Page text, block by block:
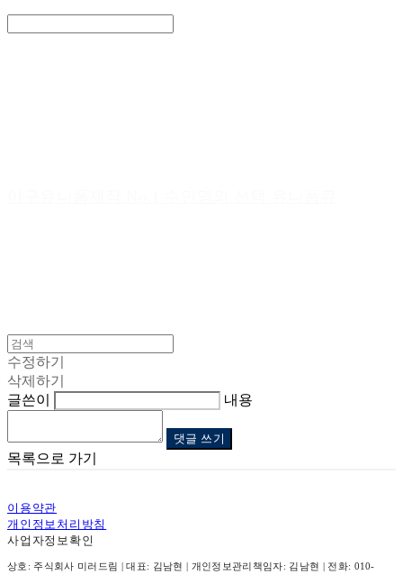
수정하기
삭제하기
글쓴이
내용
댓글 쓰기
목록으로 가기
이용약관
개인정보처리방침
사업자정보확인
상호: 주식회사 미러드림 | 대표: 김남현 | 개인정보관리책임자: 김남현 | 전화: 010-